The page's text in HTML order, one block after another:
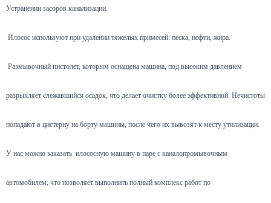
Устранении засоров канализации.
Илосос используют при удалении тяжелых примесей: песка, нефти, жира.
Размывочный пистолет, которым оснащена машина, под высоким давлением
разрыхляет слежавшийся осадок, что делает очистку более эффективной. Нечистоты
попадают в цистерну на борту машины, после чего их вывозят к месту утилизации.
У нас можно заказать илососную машину в паре с каналопромывочным
автомобилем, что позволяет выполнить полный комплекс работ по